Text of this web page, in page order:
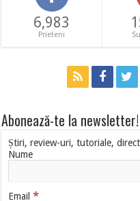
6,983
Prieteni
Abonează-te la newsletter!
Știri, review-uri, tutoriale,
Nume
Email*